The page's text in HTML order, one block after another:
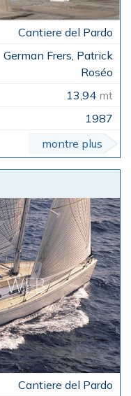
Cantiere del Pardo
German Frers, Patrick
Roséo
13,94 mt
1987
montre plus
Cantiere del Pardo